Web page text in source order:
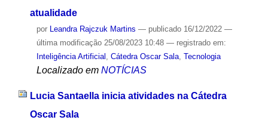
atualidade
por Leandra Rajczuk Martins — publicado16/12/2022 —
última modificação25/08/2023 10:48 — registrado em:
Inteligência Artificial
Cátedra Oscar Sala, Tecnologia
Localizado em NOTÍCIAS
Lucia Santaella inicia atividades na Cátedra
Oscar Sala